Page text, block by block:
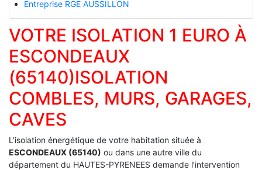
Entreprise RGE AUSSILLON
VOTRE ISOLATION 1 EURO À
ESCONDEAUX
(65140)ISOLATION
COMBLES, MURS, GARAGES,
CAVES
L’isolation énergétique de votre habitation située à
ESCONDEAUX (65140) ou dans une autre ville du
département du HAUTES-PYRENEES demande l’intervention